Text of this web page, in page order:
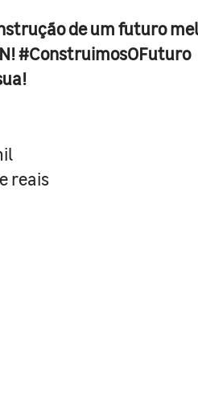
de um futuro
#ConstruimosOFuturo
reais